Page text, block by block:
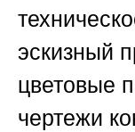
эскизный
цветовые
чертежи